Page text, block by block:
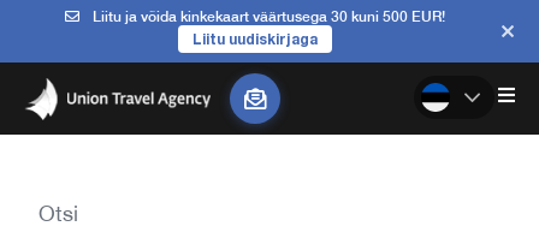
Liitu ja võida kinkekaart väärtusega 30 kuni 500 EUR!
Liitu uudiskirjaga
Otsi